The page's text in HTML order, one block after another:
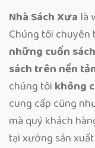
Nhà Sách Xưa là
Chúng tôi chuyên
những cuốn
sách trên nền
chúng tôi không
cung cấp cũng
mà quý khách
tại xưởng sản